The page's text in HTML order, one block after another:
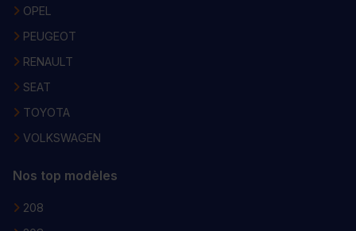
OPEL
PEUGEOT
RENAULT
SEAT
TOYOTA
VOLKSWAGEN
Nos top modèles
208